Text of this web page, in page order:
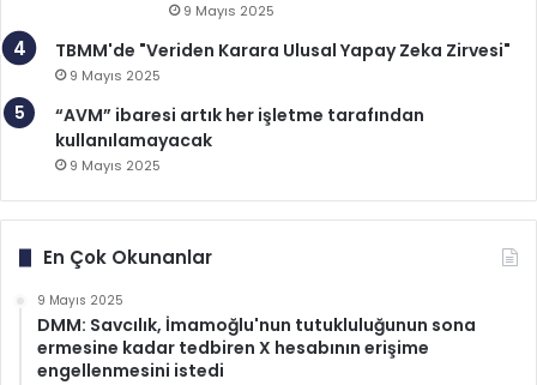
9 Mayıs 2025
TBMM'de "Veriden Karara Ulusal Yapay Zeka Zirvesi"
9 Mayıs 2025
“AVM” ibaresi artık her işletme tarafından
kullanılamayacak
9 Mayıs 2025
En Çok Okunanlar
9 Mayıs 2025
DMM: Savcılık, İmamoğlu'nun tutukluluğunun sona
ermesine kadar tedbiren X hesabının erişime
engellenmesini istedi